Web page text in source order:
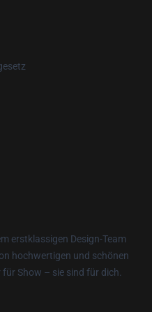
erstklassigen Design-Team
hochwertigen und schönen
Show – sie sind für dich.